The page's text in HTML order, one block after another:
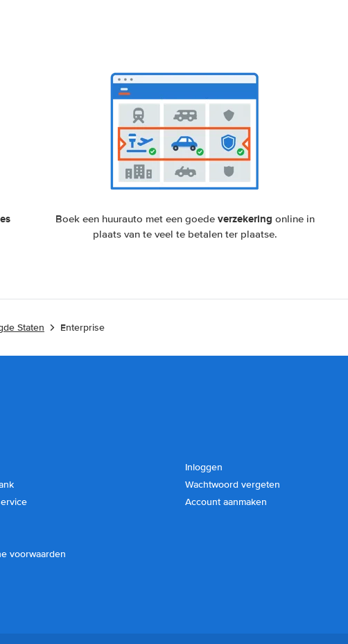
Boek een huurauto met een goede verzekering online in
plaats van te veel te betalen ter plaatse.
Staten Enterprise
voorwaarden
Inloggen
Wachtwoord vergeten
Account aanmaken